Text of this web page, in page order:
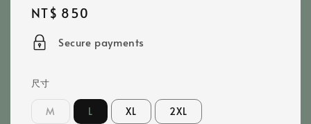
Regular
price
NT$ 850
Secure payments
尺寸
M L XL 2XL